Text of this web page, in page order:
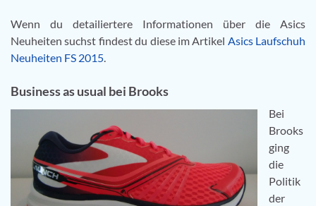
Wenn du detailiertere Informationen über die Asics
Neuheiten suchst findest du diese im Artikel Asics Laufschuh
Neuheiten FS 2015.
Business as usual bei Brooks
Bei
Brooks
ging
die
Politik
der